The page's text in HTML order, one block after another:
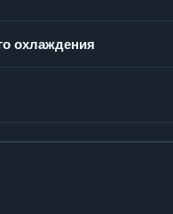
охлаждения